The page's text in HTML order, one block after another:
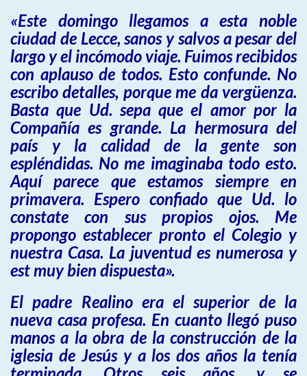
«Este domingo llegamos a esta noble
ciudad de Lecce, sanos y salvos a pesar del
largo y el incómodo viaje. Fuimos recibidos
con aplauso de todos. Esto confunde. No
escribo detalles, porque me da vergüenza.
Basta que Ud. sepa que el amor por la
Compañía es grande. La hermosura del
país y la calidad de la gente son
espléndidas. No me imaginaba todo esto.
Aquí parece que estamos siempre en
primavera. Espero confiado que Ud. lo
constate con sus propios ojos. Me
propongo establecer pronto el Colegio y
nuestra Casa. La juventud es numerosa y
est muy bien dispuesta».
El padre Realino era el superior de la
nueva casa profesa. En cuanto llegó puso
manos a la obra de la construcción de la
iglesia de Jesús y a los dos años la tenía